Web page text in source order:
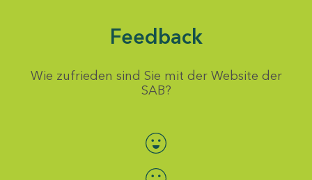
Feedback
Wie zufrieden sind Sie mit der Website der
SAB?
Bewertung auswählen